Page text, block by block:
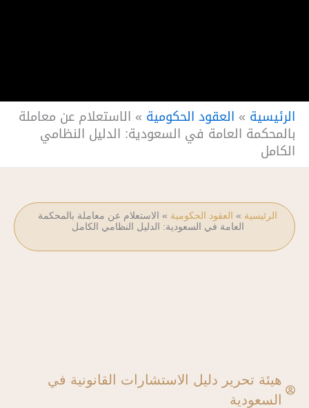
الرئيسية » العقود الحكومية » الاستعلام عن معاملة
بالمحكمة العامة في السعودية: الدليل النظامي
الكامل
الرئيسية » العقود الحكومية » الاستعلام عن معاملة بالمحكمة
العامة في السعودية: الدليل النظامي الكامل
هيئة تحرير دليل الاستشارات القانونية في
السعودية